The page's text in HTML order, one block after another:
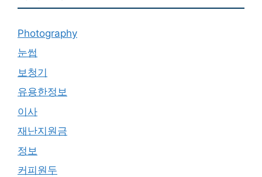
Photography
눈썹
보청기
유용한정보
이사
재난지원금
정보
커피원두